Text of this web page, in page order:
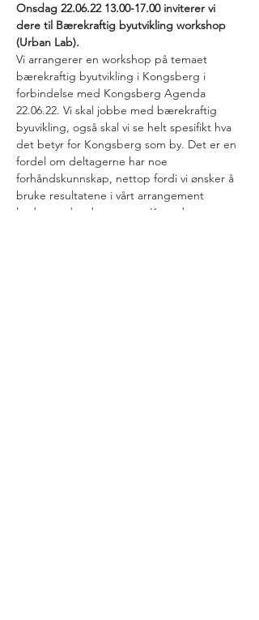
Onsdag 22.06.22 13.00-17.00 inviterer vi
dere til Bærekraftig byutvikling workshop
(Urban Lab).
Vi arrangerer en workshop på temaet
bærekraftig byutvikling i Kongsberg i
forbindelse med Kongsberg Agenda
22.06.22. Vi skal jobbe med bærekraftig
byuvikling, også skal vi se helt spesifikt hva
det betyr for Kongsberg som by. Det er en
fordel om deltagerne har noe
forhåndskunnskap, nettop fordi vi ønsker å
bruke resultatene i vårt arrangement
lørdag under den samme Kongsberg